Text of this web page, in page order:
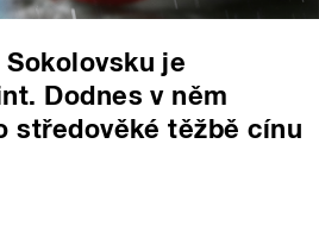
je
Dodnes v něm
středověké těžbě cínu